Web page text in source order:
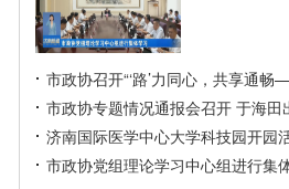
市政协召开“‘路’力同心，共享通
市政协专题情况通报会召开 于海田
济南国际医学中心大学科技园开园
市政协党组理论学习中心组进行集